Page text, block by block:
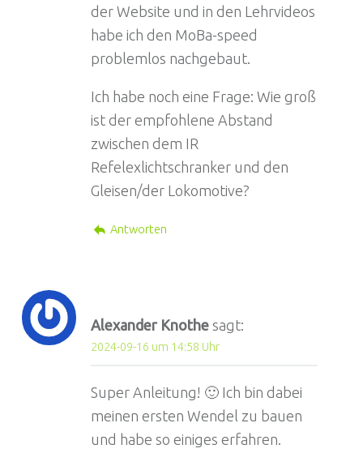
der Website und in den Lehrvideos
habe ich den MoBa-speed
problemlos nachgebaut.
Ich habe noch eine Frage: Wie groß
ist der empfohlene Abstand
zwischen dem IR
Refelexlichtschranker und den
Gleisen/der Lokomotive?
Antworten
Alexander Knothe sagt:
2024-09-16 um 14:58 Uhr
Super Anleitung! 🙂 Ich bin dabei
meinen ersten Wendel zu bauen
und habe so einiges erfahren.